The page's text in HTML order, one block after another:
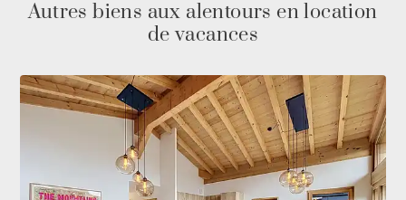
opportunité pour un séjour au cœur des Portes du
Soleil, dans un cadre alpin privilégié.
Autres biens aux alentours en location
de vacances